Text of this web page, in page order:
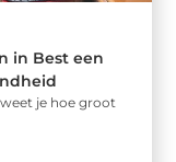
in Best een
je hoe groot